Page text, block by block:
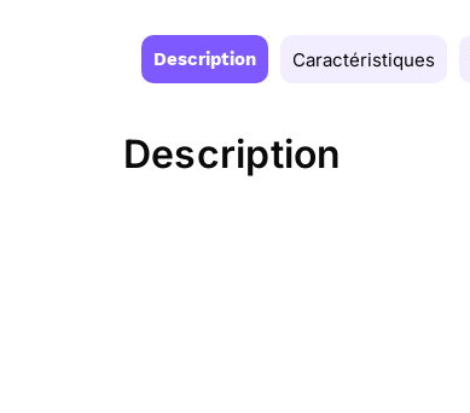
Description Caractéristiques
Description